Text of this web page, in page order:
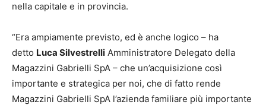
nella capitale e in provincia.
“Era ampiamente previsto, ed è anche logico – ha
detto Luca Silvestrelli Amministratore Delegato della
Magazzini Gabrielli SpA – che un’acquisizione così
importante e strategica per noi, che di fatto rende
Magazzini Gabrielli SpA l’azienda familiare più importante